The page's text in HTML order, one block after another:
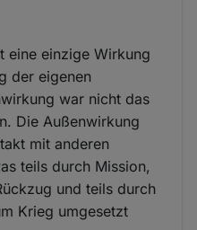
eine einzige Wirkung
der eigenen
war nicht das
Die Außenwirkung
mit anderen
teils durch Mission,
und teils durch
Krieg umgesetzt